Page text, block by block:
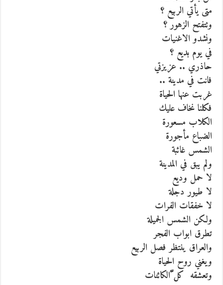
متى يأتي الربيع ؟
وتتفتح الزهور ؟
ونشدو الاغنيات
في يوم بديع ؟
حاذري .. عزيزتي
فانت في مدينة ..
غربت عنها الحياة
فكلنا نخاف عليك
الكلاب مسعورة
الضباع مأجورة
الشمس غائبة
ولم يبق في المدينة
لا حمل وديع
لا طيور دجلة
لا خفقات الفرات
ولكن الشمس الجميلة
تطرق ابواب الفجر
والعراق ينتظر فصل الربيع
ويغني روح الحياة
وتعشقه كل ّالكائنات